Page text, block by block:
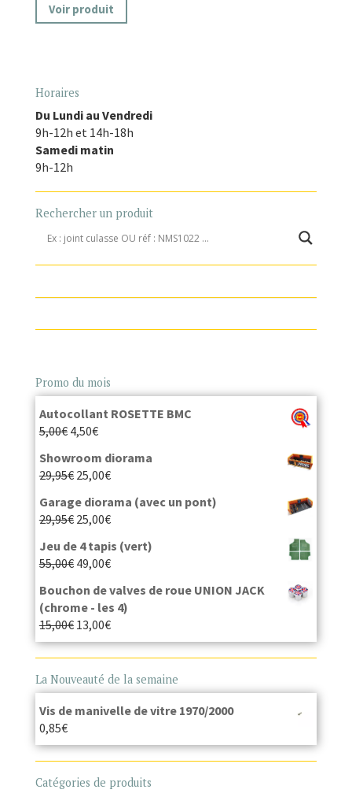
Voir produit
Horaires
Du Lundi au Vendredi
9h-12h et 14h-18h
Samedi matin
9h-12h
Rechercher un produit
Promo du mois
Autocollant ROSETTE BMC
5,00€ 4,50€
Showroom diorama
29,95€ 25,00€
Garage diorama (avec un pont)
29,95€ 25,00€
Jeu de 4 tapis (vert)
55,00€ 49,00€
Bouchon de valves de roue UNION JACK
(chrome - les 4)
15,00€ 13,00€
La Nouveauté de la semaine
Vis de manivelle de vitre 1970/2000
0,85€
Catégories de produits